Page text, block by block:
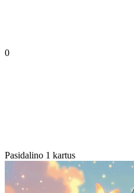
0
Pasidalino 1 kartus